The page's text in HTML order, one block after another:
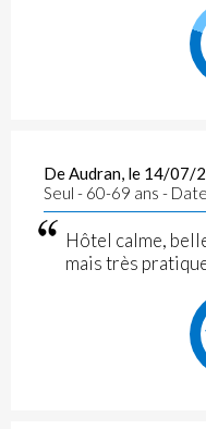
De Audran, le 14/07/
Seul - 60-69 ans -
Hôtel calme,
mais très